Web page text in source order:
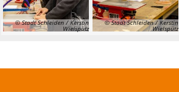
© Stadt Schleiden / Kerstin
Wielspütz
© Stadt Schleiden / Kerstin
Wielspütz